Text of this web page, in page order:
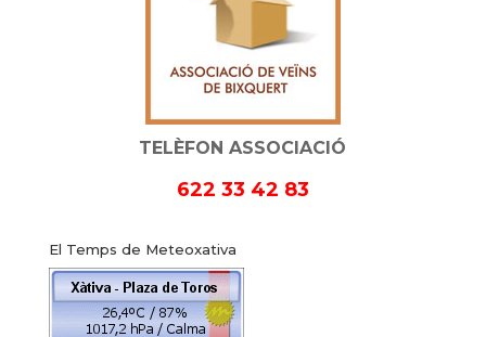
TELÈFON ASSOCIACIÓ
622 33 42 83
El Temps de Meteoxativa